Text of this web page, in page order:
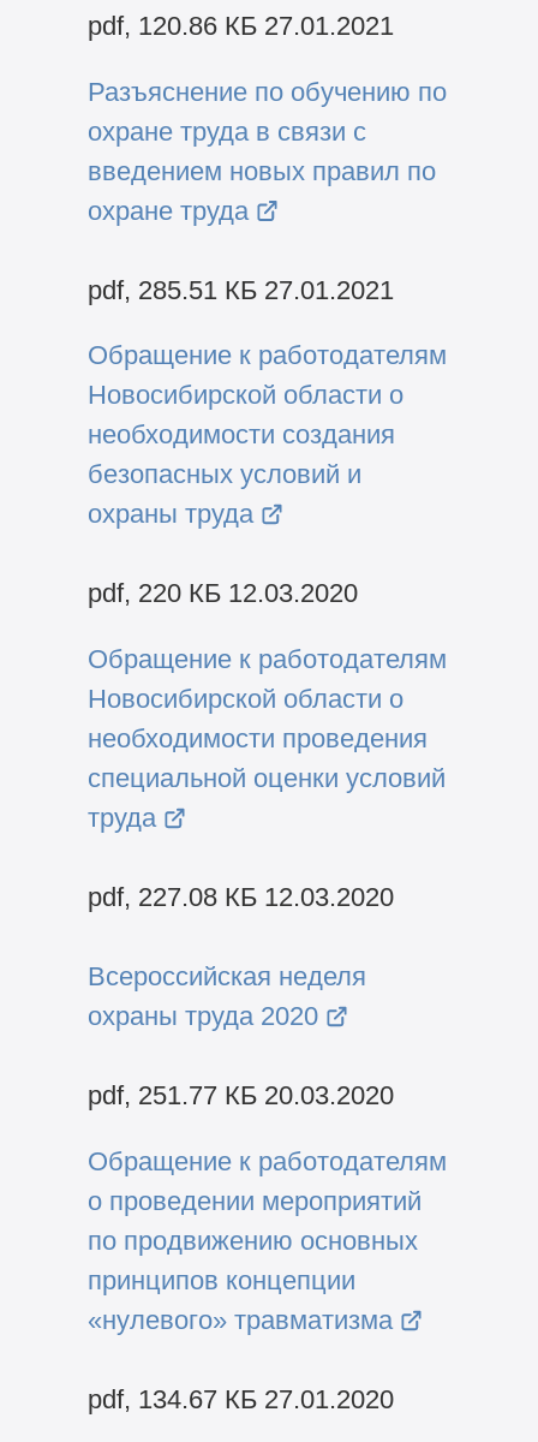
pdf, 120.86 КБ 27.01.2021
Разъяснение по обучению по
охране труда в связи с
введением новых правил по
охране труда
pdf, 285.51 КБ 27.01.2021
Обращение к работодателям
Новосибирской области о
необходимости создания
безопасных условий и
охраны труда
pdf, 220 КБ 12.03.2020
Обращение к работодателям
Новосибирской области о
необходимости проведения
специальной оценки условий
труда
pdf, 227.08 КБ 12.03.2020
Всероссийская неделя
охраны труда 2020
pdf, 251.77 КБ 20.03.2020
Обращение к работодателям
о проведении мероприятий
по продвижению основных
принципов концепции
«нулевого» травматизма
pdf, 134.67 КБ 27.01.2020